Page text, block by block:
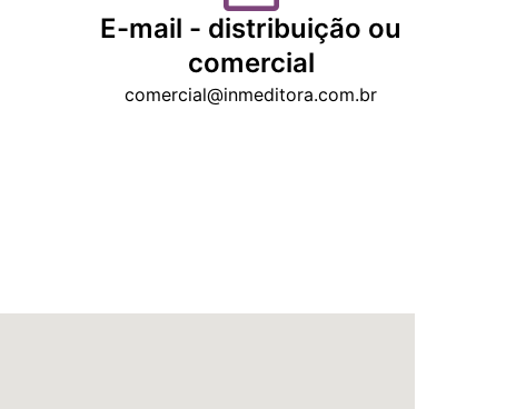
E-mail - distribuição ou
comercial
comercial@inmeditora.com.br